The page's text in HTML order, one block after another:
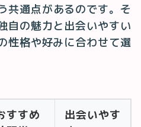
共通点があるのです。そ
自の魅力と出会いやすい
性格や好みに合わせて選
すすめ
出会いやす